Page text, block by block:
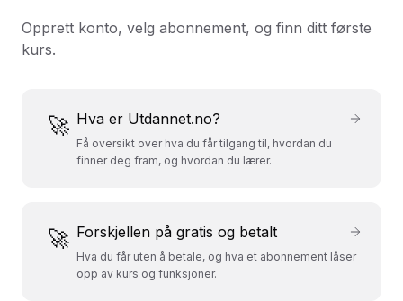
Opprett konto, velg abonnement, og finn ditt første
kurs.
🚀 Hva er Utdannet.no?
Få oversikt over hva du får tilgang til, hvordan du
finner deg fram, og hvordan du lærer.
🚀 Forskjellen på gratis og betalt
Hva du får uten å betale, og hva et abonnement låser
opp av kurs og funksjoner.